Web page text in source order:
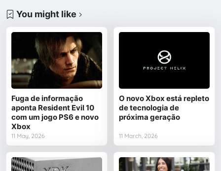
You might like
Fuga de informação
aponta Resident Evil 10
com um jogo PS6 e novo
Xbox
11 May, 2026
O novo Xbox está repleto
de tecnologia de
próxima geração
11 March, 2026